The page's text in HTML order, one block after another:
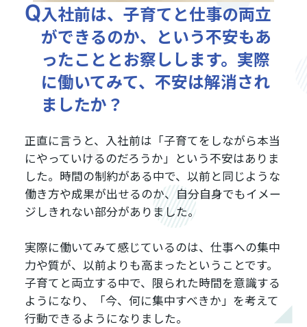
入社前は、子育てと仕事の両立
ができるのか、という不安もあ
ったこととお察しします。実際
に働いてみて、不安は解消され
ましたか？
正直に言うと、入社前は「子育てをしながら本当
にやっていけるのだろうか」という不安はありま
した。時間の制約がある中で、以前と同じような
働き方や成果が出せるのか、自分自身でもイメー
ジしきれない部分がありました。
実際に働いてみて感じているのは、仕事への集中
力や質が、以前よりも高まったということです。
子育てと両立する中で、限られた時間を意識する
ようになり、「今、何に集中すべきか」を考えて
行動できるようになりました。